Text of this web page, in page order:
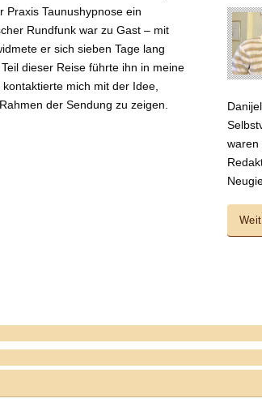
Praxis Taunushypnose ein
Rundfunk war zu Gast – mit
er sich sieben Tage lang
dieser Reise führte ihn in meine
mich mit der Idee,
der Sendung zu zeigen.
waren